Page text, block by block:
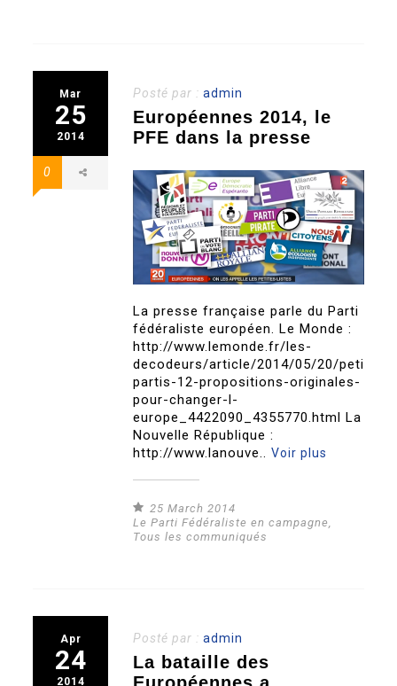
Mar
25
2014
0
Posté par :admin
Européennes 2014, le
PFE dans la presse
La presse française parle du Parti
fédéraliste européen. Le Monde :
http://www.lemonde.fr/les-
decodeurs/article/2014/05/20/petits-
partis-12-propositions-originales-
pour-changer-l-
europe_4422090_4355770.html La
Nouvelle République :
http://www.lanouve..Voir plus
25 March 2014
Le Parti Fédéraliste en campagne,
Tous les communiqués
Apr
24
2014
Posté par :admin
La bataille des